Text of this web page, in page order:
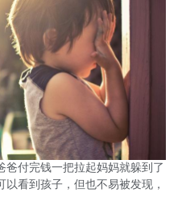
付完钱一把拉起妈妈就躲到了
看到孩子，但也不易被发现，